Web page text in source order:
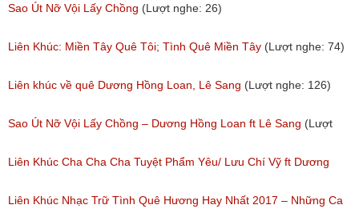
Sao Út Nỡ Vội Lấy Chồng (Lượt nghe: 26)
Liên Khúc: Miền Tây Quê Tôi; Tình Quê Miền Tây (Lượt nghe: 74)
Liên khúc về quê Dương Hồng Loan, Lê Sang (Lượt nghe: 126)
Sao Út Nỡ Vội Lấy Chồng – Dương Hồng Loan ft Lê Sang (Lượt
nghe: 80)
Liên Khúc Cha Cha Cha Tuyệt Phẩm Yêu/ Lưu Chí Vỹ ft Dương
Hồng Loan
Liên Khúc Nhạc Trữ Tình Quê Hương Hay Nhất 2017 – Những Ca